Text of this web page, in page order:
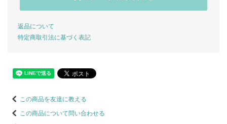
返品について
特定商取引法に基づく表記
この商品を友達に教える
この商品について問い合わせる